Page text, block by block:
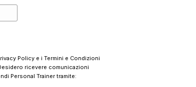
Policy e iTermini e Condizioni
ricevere comunicazioni
Personal Trainer tramite: